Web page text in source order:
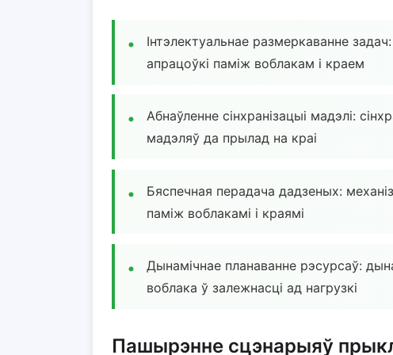
Інтэлектуальнае размеркаванне
апрацоўкі паміж воблакам і краем
Абнаўленне сінхранізацыі мадэлі:
мадэляў да прылад на краі
Бяспечная перадача дадзеных:
паміж воблакамі і краямі
Дынамічнае планаванне рэсурсаў:
воблака ў залежнасці ад нагрузкі
Пашырэнне сцэнарыяў